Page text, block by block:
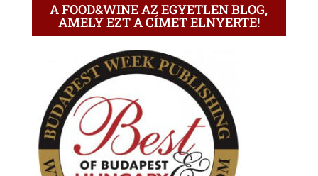
A FOOD&WINE AZ EGYETLEN BLOG,
AMELY EZT A CÍMET ELNYERTE!